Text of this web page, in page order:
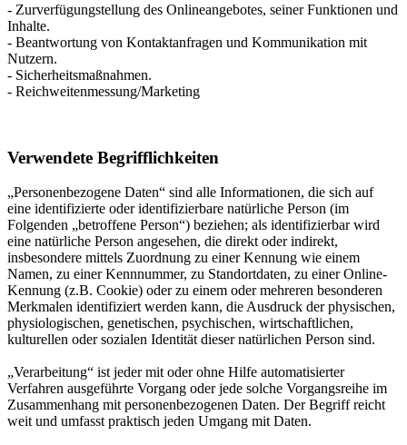
- Zurverfügungstellung des Onlineangebotes, seiner Funktionen und
Inhalte.
- Beantwortung von Kontaktanfragen und Kommunikation mit
Nutzern.
- Sicherheitsmaßnahmen.
- Reichweitenmessung/Marketing
Verwendete Begrifflichkeiten
„Personenbezogene Daten“ sind alle Informationen, die sich auf
eine identifizierte oder identifizierbare natürliche Person (im
Folgenden „betroffene Person“) beziehen; als identifizierbar wird
eine natürliche Person angesehen, die direkt oder indirekt,
insbesondere mittels Zuordnung zu einer Kennung wie einem
Namen, zu einer Kennnummer, zu Standortdaten, zu einer Online-
Kennung (z.B. Cookie) oder zu einem oder mehreren besonderen
Merkmalen identifiziert werden kann, die Ausdruck der physischen,
physiologischen, genetischen, psychischen, wirtschaftlichen,
kulturellen oder sozialen Identität dieser natürlichen Person sind.
„Verarbeitung“ ist jeder mit oder ohne Hilfe automatisierter
Verfahren ausgeführte Vorgang oder jede solche Vorgangsreihe im
Zusammenhang mit personenbezogenen Daten. Der Begriff reicht
weit und umfasst praktisch jeden Umgang mit Daten.